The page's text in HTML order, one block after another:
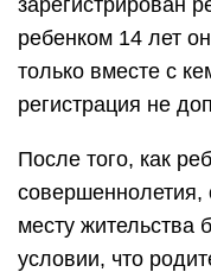
зарегистрирован
ребенком 14 лет
только вместе с
регистрация не
После того, как
совершеннолетия,
месту жительства
условии, что